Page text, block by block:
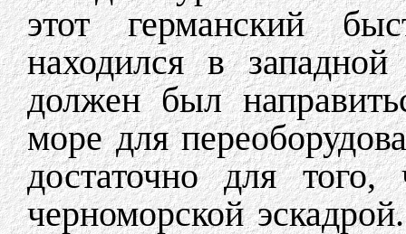
этот германский
находился в
должен был
море для
достаточно для того,
черноморской